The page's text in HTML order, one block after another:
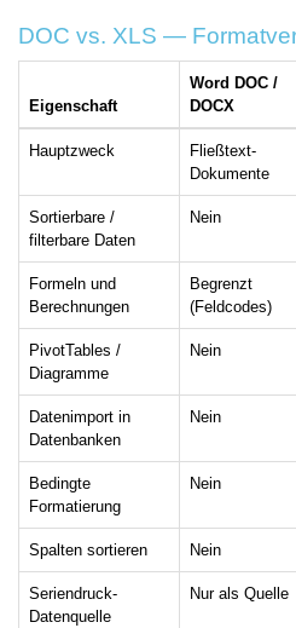
DOC vs. XLS —
Eigenschaft
Word DOC /
DOCX
Hauptzweck
Fließtext-
Dokumente
Sortierbare /
filterbare Daten
Nein
Formeln und
Berechnungen
Begrenzt
(Feldcodes)
PivotTables /
Diagramme
Nein
Datenimport in
Datenbanken
Nein
Bedingte
Formatierung
Nein
Spalten sortieren Nein
Seriendruck-
Datenquelle
Nur als Quelle